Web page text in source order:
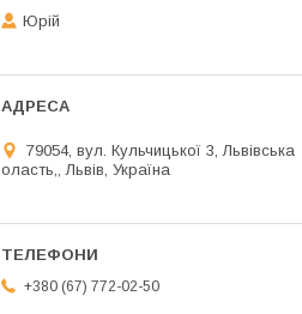
Юрій
79054, вул. Кульчицької 3, Львівська
оласть,, Львів, Україна
+380 (67) 772-02-50